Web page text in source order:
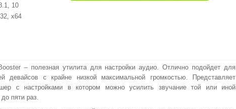
10
x64
– полезная утилита для настройки аудио. Отлично подойдет для
девайсов с крайне низкой максимальной громкостью. Представляет
с настройками в котором можно усилить звучание той или иной
пяти раз.